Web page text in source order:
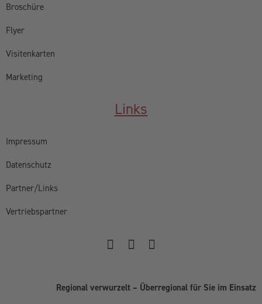
Broschüre
Flyer
Visitenkarten
Marketing
Links
Impressum
Datenschutz
Partner/Links
Vertriebspartner
Regional verwurzelt – Überregional für Sie im Einsatz